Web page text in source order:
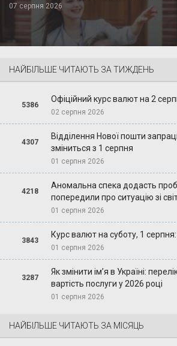
07 серпня 2026
НАЙБІЛЬШЕ ЧИТАЮТЬ ЗА ТИЖДЕНЬ
5386
Офіційний курс валют на 2
02 серпня 2026
4307
Відділення Нової пошти
зміниться з 1 серпня
01 серпня 2026
4218
Аномальна спека додасть
попередили про ситуацію зі
01 серпня 2026
3843
Курс валют на суботу, 1 серпня:
01 серпня 2026
3287
Як змінити ім’я в Україні:
вартість послуги у 2026 році
01 серпня 2026
НАЙБІЛЬШЕ ЧИТАЮТЬ ЗА МІСЯЦЬ